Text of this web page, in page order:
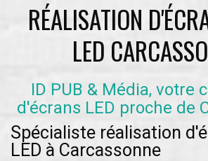
RÉALISATION
LED
ID PUB & Média, votre
d'écrans LED proche de
Spécialiste réalisation
LED à Carcassonne